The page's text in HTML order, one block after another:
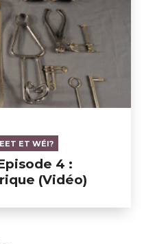
ET WÉI?
4 :
(Vidéo)